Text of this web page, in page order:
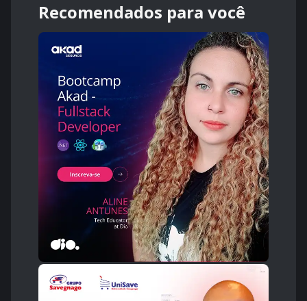
Recomendados para você